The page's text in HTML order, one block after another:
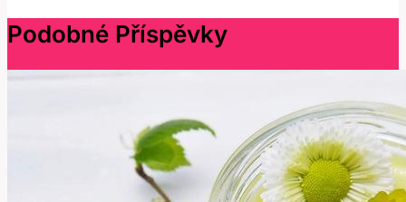
Podobné Příspěvky